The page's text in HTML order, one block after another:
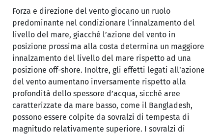
Forza e direzione del vento giocano un ruolo
predominante nel condizionare l’innalzamento del
livello del mare, giacché l’azione del vento in
posizione prossima alla costa determina un maggiore
innalzamento del livello del mare rispetto ad una
posizione off-shore. Inoltre, gli effetti legati all’azione
del vento aumentano inversamente rispetto alla
profondità dello spessore d’acqua, sicché aree
caratterizzate da mare basso, come il Bangladesh,
possono essere colpite da sovralzi di tempesta di
magnitudo relativamente superiore. I sovralzi di